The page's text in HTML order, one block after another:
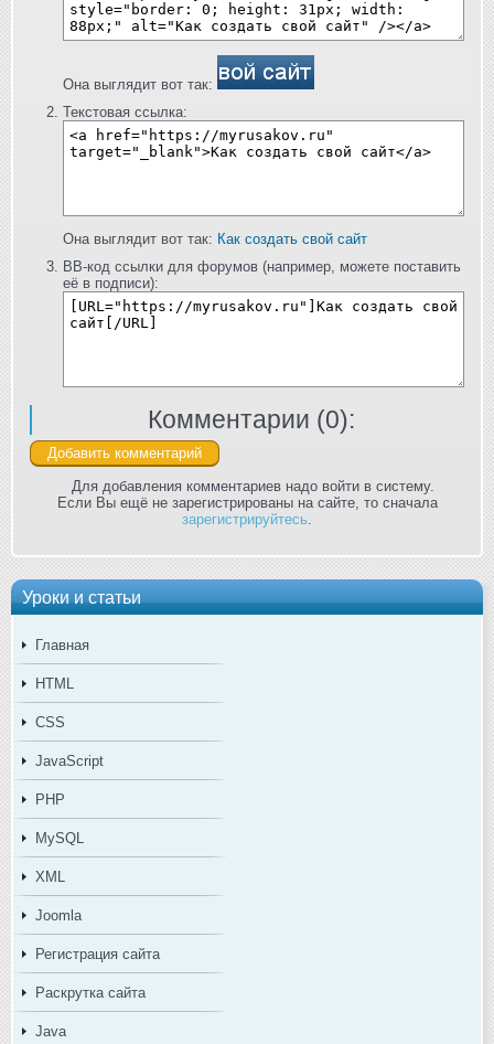
Уроки и статьи
Главная
HTML
CSS
JavaScript
PHP
MySQL
XML
Joomla
Регистрация сайта
Раскрутка сайта
Java
Она выглядит вот так:
Текстовая ссылка:
Она выглядит вот так: Как создать свой сайт
BB-код ссылки для форумов (например, можете поставить
её в подписи):
Комментарии (0):
Для добавления комментариев надо войти в систему.
Если Вы ещё не зарегистрированы на сайте, то сначала
зарегистрируйтесь.